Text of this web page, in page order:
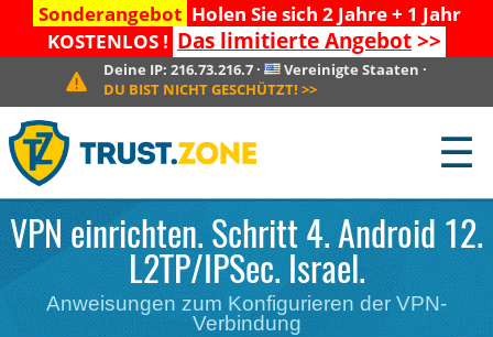
Sonderangebot Holen Sie sich 2 Jahre + 1 Jahr
KOSTENLOS ! Das limitierte Angebot>>
Deine IP: 216.73.216.7· Vereinigte Staaten ·
DU BIST NICHT GESCHÜTZT! >>
☰
VPN einrichten. Schritt 4. Android 12.
L2TP/IPSec. Israel.
Anweisungen zum Konfigurieren der VPN-
Verbindung